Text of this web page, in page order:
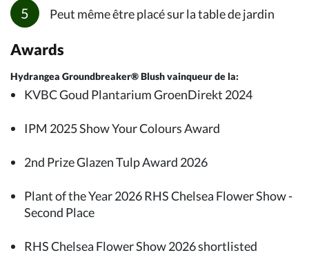
Peut même être placé sur la table de jardin
Awards
Hydrangea Groundbreaker® Blush vainqueur de la:
KVBC Goud Plantarium GroenDirekt 2024
IPM 2025 Show Your Colours Award
2nd Prize Glazen Tulp Award 2026
Plant of the Year 2026 RHS Chelsea Flower Show -
Second Place
RHS Chelsea Flower Show 2026 shortlisted